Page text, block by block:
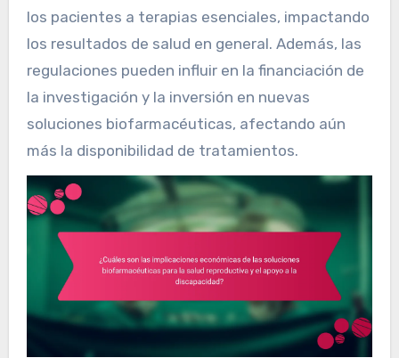
los pacientes a terapias esenciales, impactando
los resultados de salud en general. Además, las
regulaciones pueden influir en la financiación de
la investigación y la inversión en nuevas
soluciones biofarmacéuticas, afectando aún
más la disponibilidad de tratamientos.